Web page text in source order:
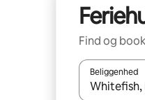
Find og
Beliggenhed
Når